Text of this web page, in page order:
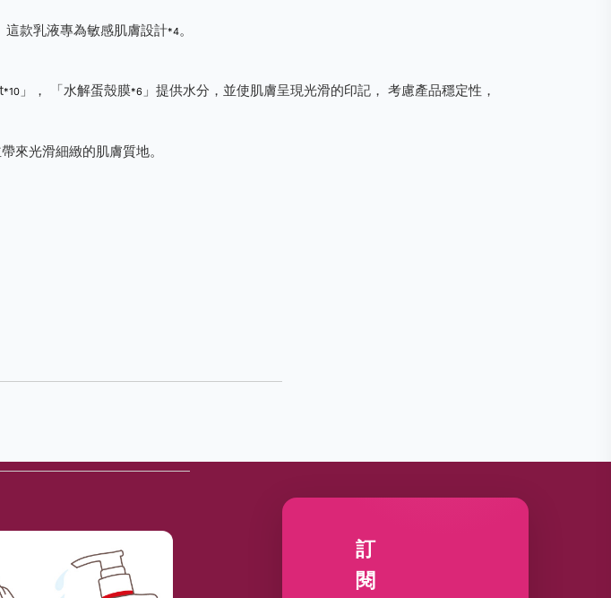
這款乳液專為敏感肌膚設計*4。
*10 」， 「水解蛋殼膜*6 」提供水分，並使肌膚呈現光滑的印記， 考慮產品穩定性，
來光滑細緻的肌膚質地。
訂
閱